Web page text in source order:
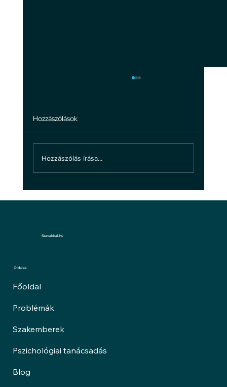
Hozzászólások
Hozzászólás írása...
Szavakkal.hu
Oldalak
Főoldal
Problémák
Szakemberek
Pszichológiai tanácsadás
Blog